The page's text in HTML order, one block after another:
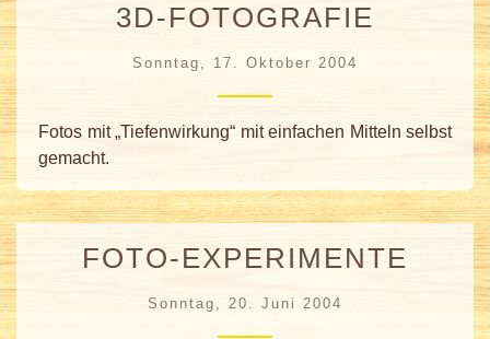
3D-FOTOGRAFIE
Sonntag, 17. Oktober 2004
Fotos mit „Tiefenwirkung“ mit einfachen Mitteln selbst
gemacht.
FOTO-EXPERIMENTE
Sonntag, 20. Juni 2004